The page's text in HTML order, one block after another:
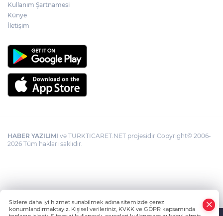
Kullanım Şartnamesi
Künye
İletişim
HABER YAZILIMI ve TURKTICARET.NET projesidir Copyright© 2006-
2026 Tüm hakları saklıdır.
Sizlere daha iyi hizmet sunabilmek adına sitemizde çerez
konumlandırmaktayız. Kişisel verileriniz, KVKK ve GDPR kapsamında